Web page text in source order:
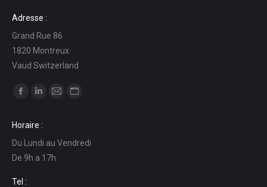
Adresse :
Grand Rue 86
1820 Montreux
Vaud Switzerland
Find us on:
opens
in
new
window
opens
in
new
in
in
Horaire :
Du Lundi au Vendredi
De 9h a 17h
Tel :